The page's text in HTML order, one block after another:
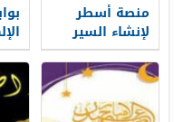
منصة أسطر
لإنشاء السير
الذاتية: حين
تتحول الخبرات
إلى حكاية
مهنية واضحة